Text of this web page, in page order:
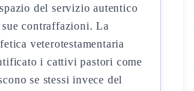
del servizio autentico
contraffazioni. La
veterotestamentaria
i cattivi pastori come
se stessi invece del